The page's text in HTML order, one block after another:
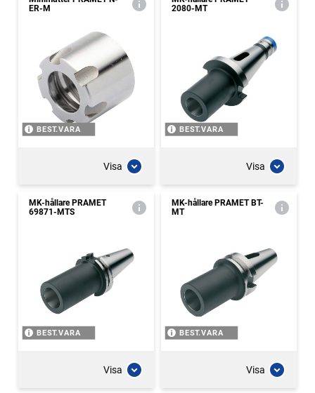
ER-M
BEST.VARA
Visa
2080-MT
BEST.VARA
Visa
MK-hållare PRAMET
69871-MTS
BEST.VARA
Visa
MK-hållare PRAMET BT-
MT
BEST.VARA
Visa